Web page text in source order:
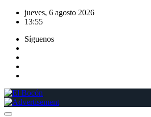
Saltar
jueves, 6 agosto 2026
13:55
Síguenos